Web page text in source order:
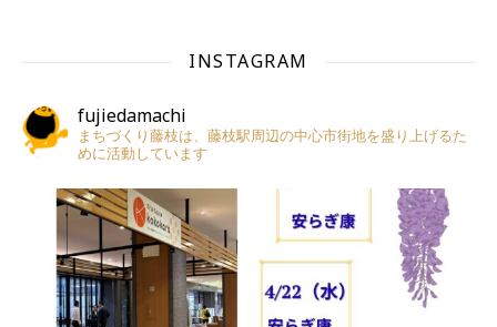
INSTAGRAM
fujiedamachi
まちづくり藤枝は、藤枝駅周辺の中心市街地を盛り上げるた
めに活動しています